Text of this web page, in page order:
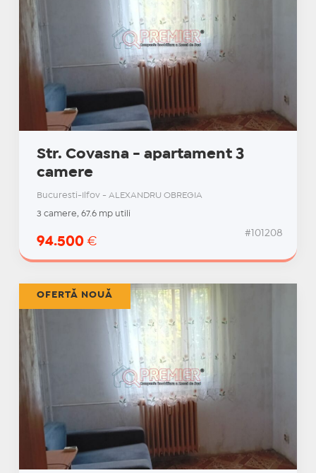
Str. Covasna - apartament 3
camere
Bucuresti-Ilfov - ALEXANDRU OBREGIA
3 camere, 67.6 mp utili
94.500 €
#101208
OFERTĂ NOUĂ